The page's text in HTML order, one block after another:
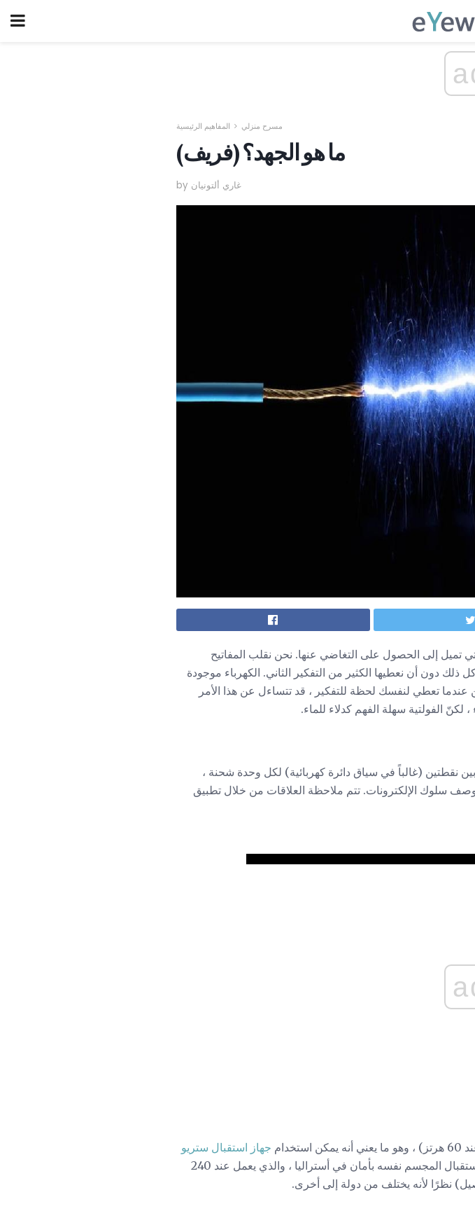
مسرح منزلي المفاهيم الرئيسية
ما هو الجهد؟ (فريف)
by غاري ألتونيان
تميل إلى الحصول على التغاضي عنها. نحن نقلب المفاتيح
دون أن نعطيها الكثير من التفكير الثاني. الكهرباء موجودة
عندما تعطي لنفسك لحظة للتفكير ، قد تتساءل عن هذا الأمر
الفولتية سهلة الفهم كدلاء للماء.
نقطتين (غالباً في سياق دائرة كهربائية) لكل وحدة شحنة ،
جهاز استقبال ستريو
120 فولت مع زوج من السماعات. ولكن لكي يعمل جهاز الاستقبال المجسم نفسه بأمان في أستراليا ، والذي يعمل عند 240